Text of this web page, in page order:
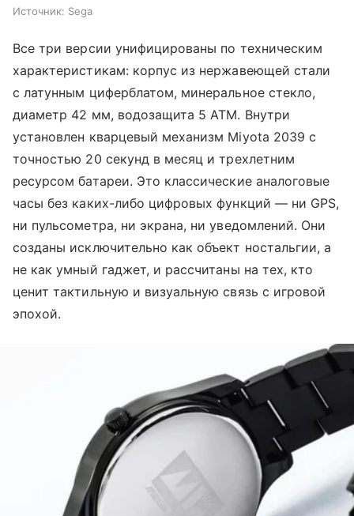
Источник: Sega
Все три версии унифицированы по техническим
характеристикам: корпус из нержавеющей стали
с латунным циферблатом, минеральное стекло,
диаметр 42 мм, водозащита 5 ATM. Внутри
установлен кварцевый механизм Miyota 2039 с
точностью 20 секунд в месяц и трехлетним
ресурсом батареи. Это классические аналоговые
часы без каких-либо цифровых функций — ни GPS,
ни пульсометра, ни экрана, ни уведомлений. Они
созданы исключительно как объект ностальгии, а
не как умный гаджет, и рассчитаны на тех, кто
ценит тактильную и визуальную связь с игровой
эпохой.